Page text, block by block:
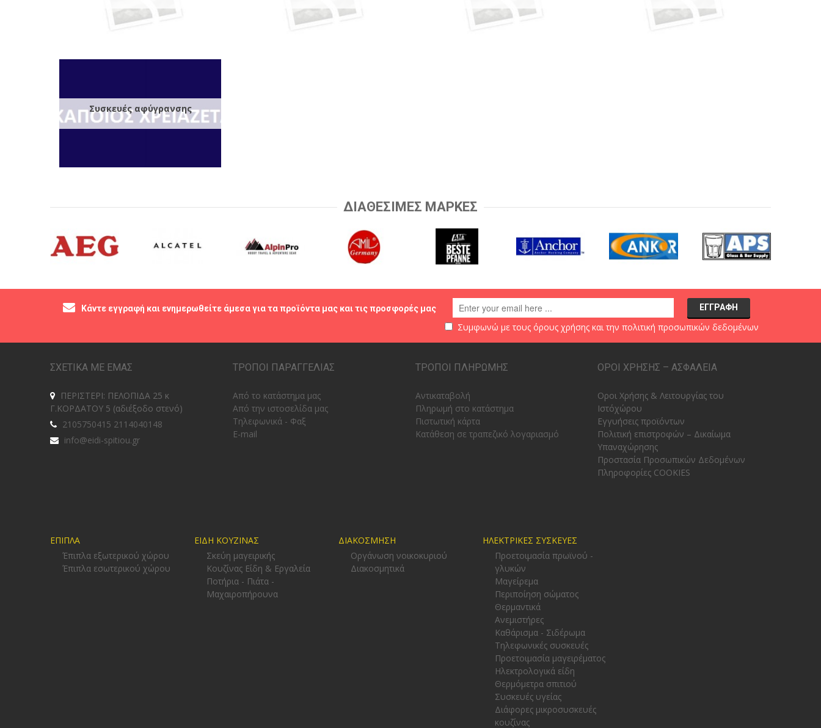
Συσκευές αφύγρανσης
ΔΙΑΘΕΣΙΜΕΣ ΜΑΡΚΕΣ
Κάντε εγγραφή και ενημερωθείτε άμεσα για τα προϊόντα μας και τις προσφορές μας
Συμφωνώ με τους όρους χρήσηςκαι την πολιτική προσωπικών δεδομένων
ΣΧΕΤΙΚΑ ΜΕ ΕΜΑΣ
ΠΕΡΙΣΤΕΡΙ: ΠΕΛΟΠΙΔΑ 25 κ
Γ.ΚΟΡΔΑΤΟΥ 5 (αδιέξοδο στενό)
2105750415 2114040148
info@eidi-spitiou.gr
ΤΡΟΠΟΙ ΠΑΡΑΓΓΕΛΙΑΣ
Από το κατάστημα μας
Από την ιστοσελίδα μας
Tηλεφωνικά - Φαξ
E-mail
ΤΡΟΠΟΙ ΠΛΗΡΩΜΗΣ
Αντικαταβολή
Πληρωμή στο κατάστημα
Πιστωτική κάρτα
Κατάθεση σε τραπεζικό λογαριασμό
ΟΡΟΙ ΧΡΗΣΗΣ – ΑΣΦΑΛΕΙΑ
Οροι Χρήσης & Λειτουργίας του
Ιστόχώρου
Εγγυήσεις προϊόντων
Πολιτική επιστροφών – Δικαίωμα
Υπαναχώρησης
Προστασία Προσωπικών Δεδομένων
Πληροφορίες COOKIES
ΕΠΙΠΛΑ
Έπιπλα εξωτερικού χώρου
Έπιπλα εσωτερικού χώρου
ΕΙΔΗ ΚΟΥΖΙΝΑΣ
Σκεύη μαγειρικής
Κουζίνας Είδη & Εργαλεία
Ποτήρια - Πιάτα -
Μαχαιροπήρουνα
ΔΙΑΚΟΣΜΗΣΗ
Οργάνωση νοικοκυριού
Διακοσμητικά
ΗΛΕΚΤΡΙΚΕΣ ΣΥΣΚΕΥΕΣ
Προετοιμασία πρωϊνού -
γλυκών
Μαγείρεμα
Περιποίηση σώματος
Θερμαντικά
Ανεμιστήρες
Καθάρισμα - Σιδέρωμα
Τηλεφωνικές συσκευές
Προετοιμασία μαγειρέματος
Ηλεκτρολογικά είδη
Θερμόμετρα σπιτιού
Συσκευές υγείας
Διάφορες μικροσυσκευές
κουζίνας